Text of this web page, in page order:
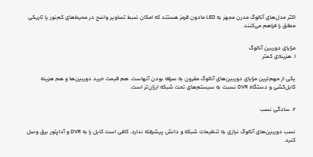
اکثر مدل‌های آنالوگ مدرن مجهز به LED مادون قرمز هستند که امکان ضبط تصاویر واضح در محیط‌های کم‌نور یا تاریکی
مطلق را فراهم می‌کنند.
مزایای دوربین آنالوگ
1. هزینه‌ی کمتر
یکی از مهم‌ترین مزایای دوربین‌های آنالوگ مقرون به صرفه بودن آنهاست. هم قیمت خرید دوربین‌ها و هم هزینه
کابل‌کشی و دستگاه DVR نسبت به سیستم‌های تحت شبکه ارزان‌تر است.
2. سادگی نصب
نصب دوربین‌های آنالوگ نیازی به تنظیمات شبکه و دانش پیشرفته ندارد. کافی است کابل را به DVR و آداپتور برق وصل
کنید.